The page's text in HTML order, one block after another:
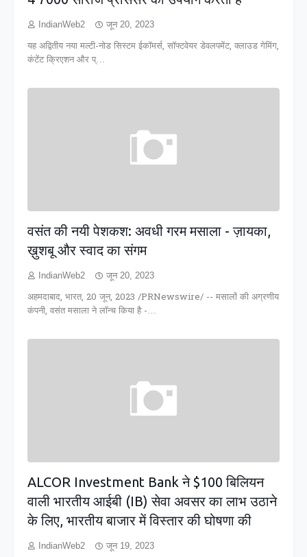
IndianWeb2 जून 20, 2023
यह अद्वितीय नया मल्टी-नोड सिस्टम ईकाॅमर्स, सॉफ्टवेयर डेवलपमेंट, क्लाउड गेमिंग,
कंटेंट क्रिएशन और प्…
वसंत की नयी पेशकश: अवधी गरम मसाला - ज़ायका,
ख़ुशबू और स्वाद का संगम
IndianWeb2 जून 20, 2023
अहमदाबाद, भारत, 20 जून, 2023 /PRNewswire/ -- मसालों की अग्रणीय
कंपनी, वसंत मसाला ने लॉन्च किया है -…
ALCOR Investment Bank ने $100 बिल‍ियन
वाली भारतीय आईबी (IB) सेवा अवसर का लाभ उठाने
के लिए, भारतीय बाजार में विस्तार की घोषणा की
IndianWeb2 जून 19, 2023